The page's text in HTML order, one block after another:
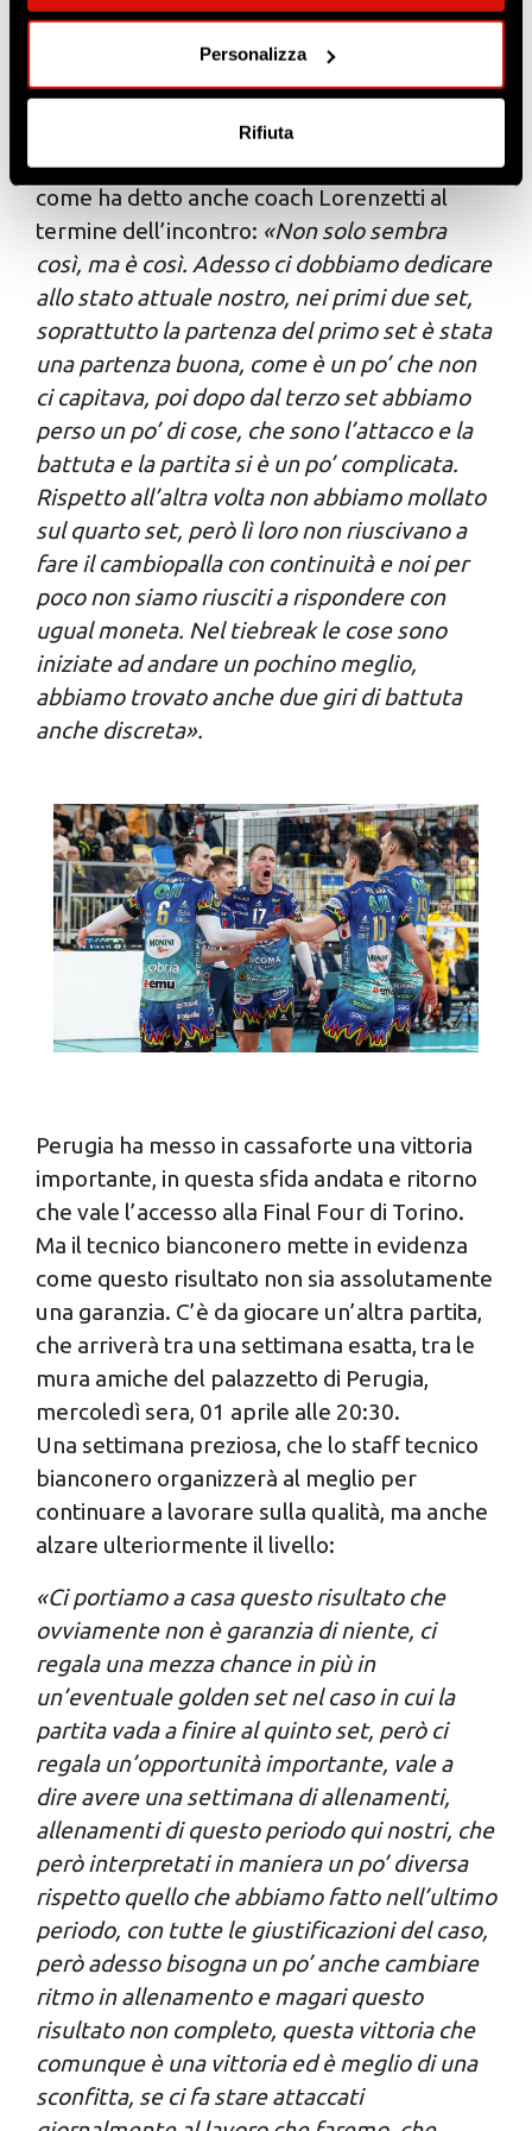
Con il tuo consenso, vorremmo anche:
raccogliere informazioni sulla tua posizione
metro,
Identificare il tuo dispositivo, scansionandolo
attivamente alla ricerca di caratteristiche specifiche
(impronte digitali).
Approfondisci come vengono elaborati i tuoi dati personali
e imposta le tue preferenze nellasezione dettagli. Puoi
modificare o ritirare il tuo consenso in qualsiasi momento
dalla Dichiarazione sui cookie.
Utilizziamo i cookie per personalizzare contenuti ed
annunci, per fornire funzionalità dei social media e per
analizzare il nostro traffico. Condividiamo inoltre
informazioni sul modo in cui utilizzi il nostro sito con i
nostri partner che si occupano di analisi dei dati web,
pubblicità e social media, i quali potrebbero combinarle
con altre informazioni che hai fornito loro o che hanno
raccolto dal tuo utilizzo dei loro servizi.
Personalizza
Rifiuta
set aveva infatti pareggiato i conti
trascinando la contesa al tiebreak per poi
cedere ai campioni d’Europa in carica, solo
nell’ultimo atto della gara. Il match di ieri
sera è sembrato un remake di quella gara,
come ha detto anche coach Lorenzetti al
termine dell’incontro: «Non solo sembra
così, ma è così. Adesso ci dobbiamo dedicare
allo stato attuale nostro, nei primi due set,
soprattutto la partenza del primo set è stata
una partenza buona, come è un po’ che non
ci capitava, poi dopo dal terzo set abbiamo
perso un po’ di cose, che sono l’attacco e la
battuta e la partita si è un po’ complicata.
Rispetto all’altra volta non abbiamo mollato
sul quarto set, però lì loro non riuscivano a
fare il cambiopalla con continuità e noi per
poco non siamo riusciti a rispondere con
ugual moneta. Nel tiebreak le cose sono
iniziate ad andare un pochino meglio,
abbiamo trovato anche due giri di battuta
anche discreta».
Perugia ha messo in cassaforte una vittoria
importante, in questa sfida andata e ritorno
che vale l’accesso alla Final Four di Torino.
Ma il tecnico bianconero mette in evidenza
come questo risultato non sia assolutamente
una garanzia. C’è da giocare un’altra partita,
che arriverà tra una settimana esatta, tra le
mura amiche del palazzetto di Perugia,
mercoledì sera, 01 aprile alle 20:30.
Una settimana preziosa, che lo staff tecnico
bianconero organizzerà al meglio per
continuare a lavorare sulla qualità, ma anche
alzare ulteriormente il livello:
«Ci portiamo a casa questo risultato che
ovviamente non è garanzia di niente, ci
regala una mezza chance in più in
un’eventuale golden set nel caso in cui la
partita vada a finire al quinto set, però ci
regala un’opportunità importante, vale a
dire avere una settimana di allenamenti,
allenamenti di questo periodo qui nostri, che
però interpretati in maniera un po’ diversa
rispetto quello che abbiamo fatto nell’ultimo
periodo, con tutte le giustificazioni del caso,
però adesso bisogna un po’ anche cambiare
ritmo in allenamento e magari questo
risultato non completo, questa vittoria che
comunque è una vittoria ed è meglio di una
sconfitta, se ci fa stare attaccati